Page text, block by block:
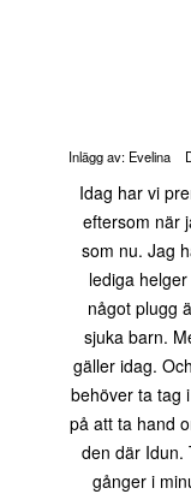
Inlägg av: Evelina
Idag har vi
eftersom när
som nu. Jag
lediga
något plugg
sjuka barn.
gäller idag.
behöver ta tag
på att ta hand
den där Idun.
gånger i